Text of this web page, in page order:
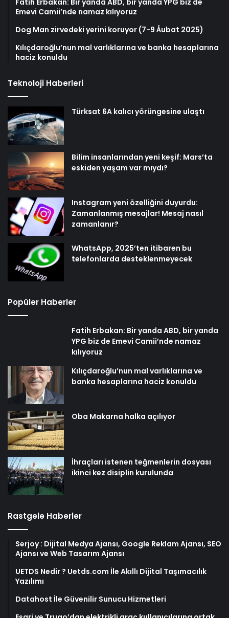
Fatih Erbakan: Bir yanda ABD, bir yanda YPG biz de
Emevi Camii’nde namaz kılıyoruz
Dog Man zirvedeki yerini koruyor (7-9 Åubat 2025)
Kılıçdaroğlu’nun mal varlıklarına ve banka hesaplarına
haciz konuldu
Teknoloji Haberleri
Türksat 6A kalıcı yörüngesine ulaştı
Bilim insanlarından yeni keşif: Mars’ta
eskiden yaşam var mıydı?
Instagram yeni özelliğini duyurdu:
Zamanlanmış mesajlar! Mesaj nasıl
zamanlanır?
WhatsApp, 2025’ten itibaren bu
telefonlarda desteklenmeyecek
Popüler Haberler
Fatih Erbakan: Bir yanda ABD, bir yanda
YPG biz de Emevi Camii’nde namaz
kılıyoruz
Kılıçdaroğlu’nun mal varlıklarına ve
banka hesaplarına haciz konuldu
Oba Makarna halka açılıyor
İhraçları istenen teğmenlerin dosyası
ikinci kez disiplin kurulunda
Rastgele Haberler
Serjoy : Dijital Medya Ajansı, Google Reklam Ajansı, SEO
Ajansı ve Web Tasarım Ajansı
UETDS Nedir ? Uetds.com İle Akıllı Dijital Taşımacılık
Yazılımı
Datahost İle Güvenilir Sunucu Hizmetleri